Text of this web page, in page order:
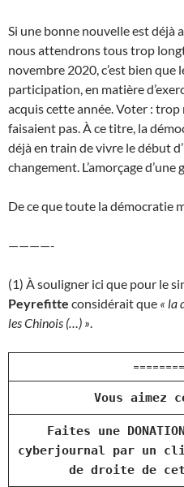
Si une bonne nouvelle est déjà
nous attendrons tous trop
novembre 2020, c’est bien que
participation, en matière
acquis cette année. Voter : trop
faisaient pas. À ce titre, la
déjà en train de vivre le début
changement. L’amorçage
De ce que toute la démocratie
————-
(1) À souligner ici que pour le
Peyrefitte considérait que « la
les Chinois (…) ».
Vous
Faites une
cyberjournal par un
de droite de